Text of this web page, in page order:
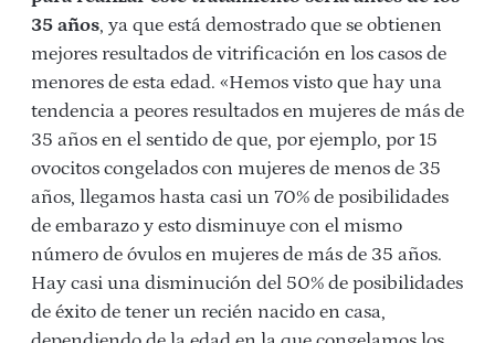
35 años, ya que está demostrado que se obtienen
mejores resultados de vitrificación en los casos de
menores de esta edad. «Hemos visto que hay una
tendencia a peores resultados en mujeres de más de
35 años en el sentido de que, por ejemplo, por 15
ovocitos congelados con mujeres de menos de 35
años, llegamos hasta casi un 70% de posibilidades
de embarazo y esto disminuye con el mismo
número de óvulos en mujeres de más de 35 años.
Hay casi una disminución del 50% de posibilidades
de éxito de tener un recién nacido en casa,